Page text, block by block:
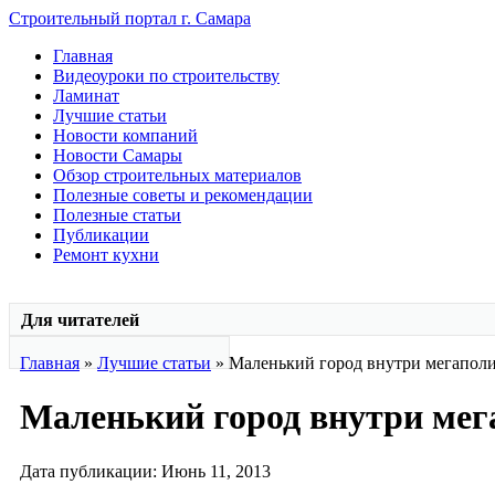
Строительный портал г. Самара
Главная
Видеоуроки по строительству
Ламинат
Лучшие статьи
Новости компаний
Новости Самары
Обзор строительных материалов
Полезные советы и рекомендации
Полезные статьи
Публикации
Ремонт кухни
Для читателей
Главная » Лучшие статьи » Маленький город внутри
Маленький город внутри
Дата публикации: Июнь 11, 2013